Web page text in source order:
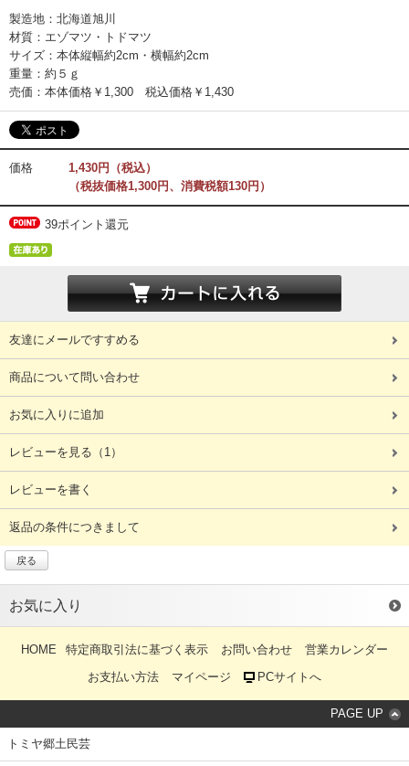
製造地：北海道旭川
材質：エゾマツ・トドマツ
サイズ：本体縦幅約2cm・横幅約2cm
重量：約５ｇ
売価：本体価格￥1,300 税込価格￥1,430
価格
1,430円（税込）
（税抜価格1,300円、消費税額130円）
39ポイント還元
友達にメールですすめる
商品について問い合わせ
お気に入りに追加
レビューを見る （1）
レビューを書く
返品の条件につきまして
戻る
お気に入り
HOME 特定商取引法に基づく表示 お問い合わせ
営業カレンダー
お支払い方法
マイページ PCサイトへ
PAGE UP
トミヤ郷土民芸